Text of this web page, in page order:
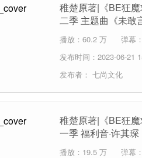
稚楚原著|《BE狂
二季 主题曲《未敢
播放：60.2 万 弹幕
发布时间：2023-06-21
发布者： 七尚文化
稚楚原著|《BE狂
一季 福利音·许其琛
播放：19.5 万 弹幕